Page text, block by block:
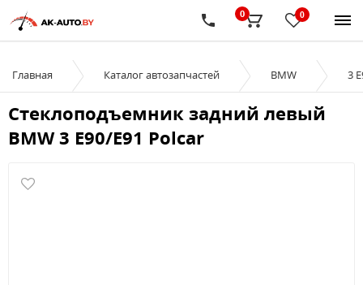
0
0
Главная Каталог автозапчастей BMW 3
Стеклоподъемник задний левый
BMW 3 E90/E91 Polcar